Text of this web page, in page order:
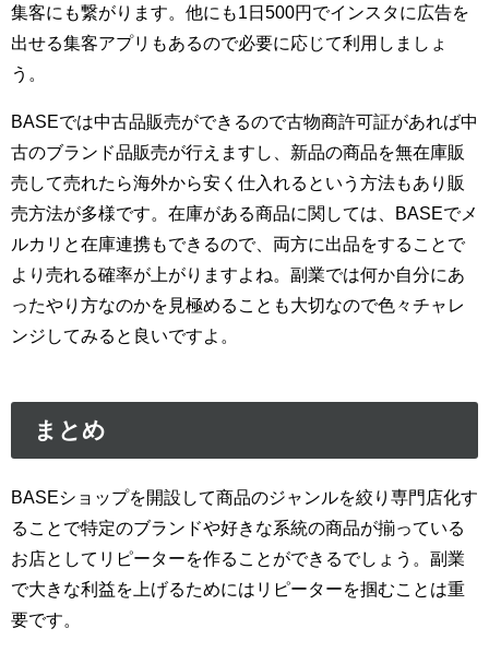
集客にも繋がります。他にも1日500円でインスタに広告を
出せる集客アプリもあるので必要に応じて利用しましょ
う。
BASEでは中古品販売ができるので古物商許可証があれば中
古のブランド品販売が行えますし、新品の商品を無在庫販
売して売れたら海外から安く仕入れるという方法もあり販
売方法が多様です。在庫がある商品に関しては、BASEでメ
ルカリと在庫連携もできるので、両方に出品をすることで
より売れる確率が上がりますよね。副業では何か自分にあ
ったやり方なのかを見極めることも大切なので色々チャレ
ンジしてみると良いですよ。
まとめ
BASEショップを開設して商品のジャンルを絞り専門店化す
ることで特定のブランドや好きな系統の商品が揃っている
お店としてリピーターを作ることができるでしょう。副業
で大きな利益を上げるためにはリピーターを掴むことは重
要です。